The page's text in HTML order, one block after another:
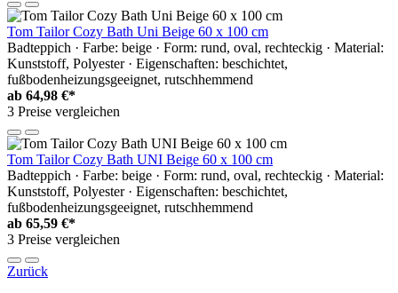
Tom Tailor Cozy Bath Uni Beige 60 x 100 cm
Badteppich · Farbe: beige · Form: rund, oval, rechteckig · Material:
Kunststoff, Polyester · Eigenschaften: beschichtet,
fußbodenheizungsgeeignet, rutschhemmend
ab 64,98 €*
3 Preise vergleichen
Tom Tailor Cozy Bath UNI Beige 60 x 100 cm
Badteppich · Farbe: beige · Form: rund, oval, rechteckig · Material:
Kunststoff, Polyester · Eigenschaften: beschichtet,
fußbodenheizungsgeeignet, rutschhemmend
ab 65,59 €*
3 Preise vergleichen
Zurück